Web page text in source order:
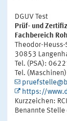
DGUV Test
Prüf- und
Fachbereich
Theodor-
30853
Tel. (PSA):
Tel.
https://
Kurzzeichen: RCI
Benannte Stelle